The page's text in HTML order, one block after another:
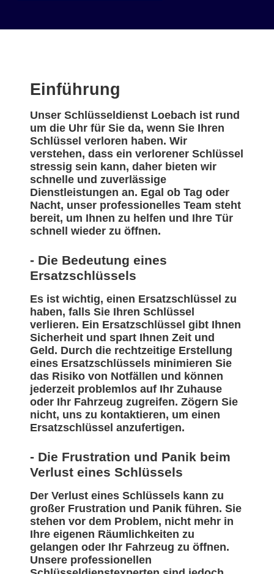
Einführung
Unser Schlüsseldienst Loebach ist rund
um die Uhr für Sie da, wenn Sie Ihren
Schlüssel verloren haben. Wir
verstehen, dass ein verlorener Schlüssel
stressig sein kann, daher bieten wir
schnelle und zuverlässige
Dienstleistungen an. Egal ob Tag oder
Nacht, unser professionelles Team steht
bereit, um Ihnen zu helfen und Ihre Tür
schnell wieder zu öffnen.
- Die Bedeutung eines
Ersatzschlüssels
Es ist wichtig, einen Ersatzschlüssel zu
haben, falls Sie Ihren Schlüssel
verlieren. Ein Ersatzschlüssel gibt Ihnen
Sicherheit und spart Ihnen Zeit und
Geld. Durch die rechtzeitige Erstellung
eines Ersatzschlüssels minimieren Sie
das Risiko von Notfällen und können
jederzeit problemlos auf Ihr Zuhause
oder Ihr Fahrzeug zugreifen. Zögern Sie
nicht, uns zu kontaktieren, um einen
Ersatzschlüssel anzufertigen.
- Die Frustration und Panik beim
Verlust eines Schlüssels
Der Verlust eines Schlüssels kann zu
großer Frustration und Panik führen. Sie
stehen vor dem Problem, nicht mehr in
Ihre eigenen Räumlichkeiten zu
gelangen oder Ihr Fahrzeug zu öffnen.
Unsere professionellen